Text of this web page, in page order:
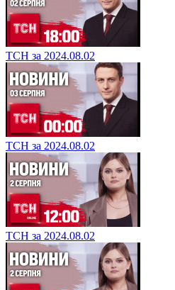
ТСН за 2024.08.02
ТСН за 2024.08.02
ТСН за 2024.08.02